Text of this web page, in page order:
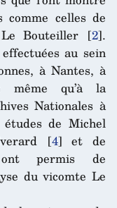
comme celles de
Bouteiller [2].
au sein
à Nantes, à
même qu’à la
Nationales à
études de Michel
[4] et de
permis de
du vicomte Le